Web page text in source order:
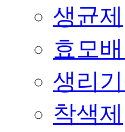
생균제
효모
생리
착색제